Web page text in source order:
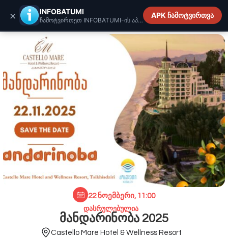
INFOBATUMI.GE
22 ნოემბერი, 11:00
დასრულებულია
მანდარინობა 2025
Castello Mare Hotel & Wellness Resort
× INFOBATUMI
ჩამოტვირთეთ INFOBATUMI-ის აპლიკაცია
APK ჩამოტვირთვა